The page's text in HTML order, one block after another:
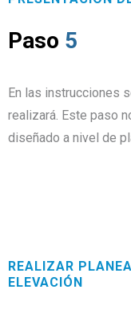
Paso 5
En las instrucciones
realizará. Este paso
diseñado a nivel de
REALIZAR
ELEVACIÓN